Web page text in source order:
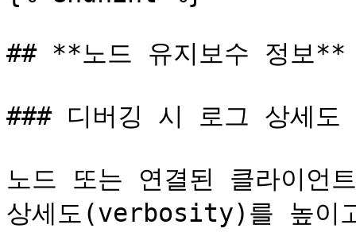
## **노드 유지보수 정보**
### 디버깅 시 로그 상세도
노드 또는 연결된 클라이언
상세도(verbosity)를 높이